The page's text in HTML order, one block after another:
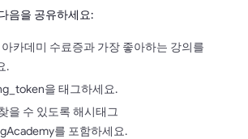
음을 공유하세요:
카데미 수료증과 가장 좋아하는 강의를
.
을 태그하세요.
을 수 있도록 해시태그
를 포함하세요.